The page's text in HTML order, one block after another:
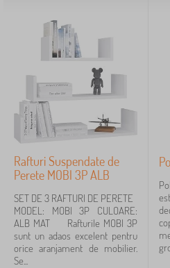
Tipul ofertei
Etichete
Anulează
Rafturi Suspendate de
Perete MOBI 3P ALB
SET DE 3 RAFTURI DE PERETE
MODEL: MOBI 3P CULOARE:
ALB MAT Rafturile MOBI 3P
sunt un adaos excelent pentru
orice aranjament de mobilier.
Se...